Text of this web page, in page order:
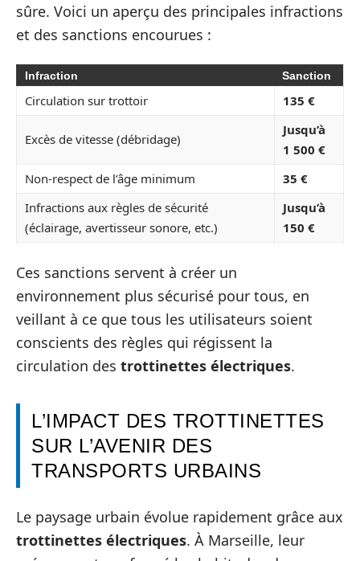
sûre. Voici un aperçu des principales infractions
et des sanctions encourues :
Infraction Sanction
Circulation sur trottoir 135 €
Excès de vitesse (débridage)
Jusqu’à
1 500 €
Non-respect de l’âge minimum
35 €
Infractions aux règles de sécurité
(éclairage, avertisseur sonore, etc.)
Jusqu’à
150 €
Ces sanctions servent à créer un
environnement plus sécurisé pour tous, en
veillant à ce que tous les utilisateurs soient
conscients des règles qui régissent la
circulation des trottinettes électriques.
L’IMPACT DES TROTTINETTES
SUR L’AVENIR DES
TRANSPORTS URBAINS
Le paysage urbain évolue rapidement grâce aux
trottinettes électriques. À Marseille, leur